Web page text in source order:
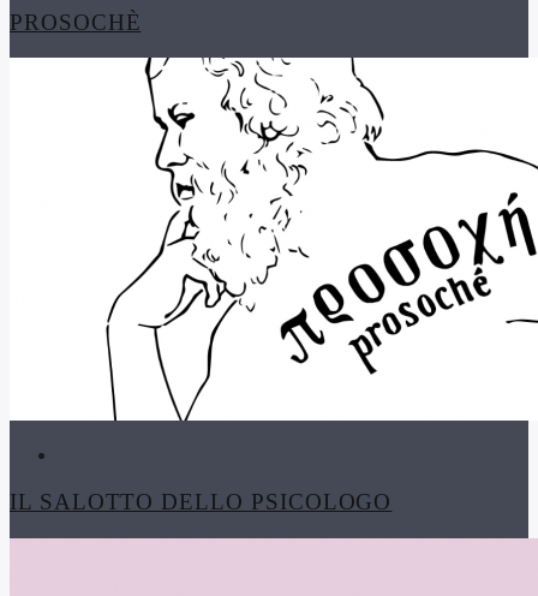
PROSOCHÈ
IL SALOTTO DELLO PSICOLOGO